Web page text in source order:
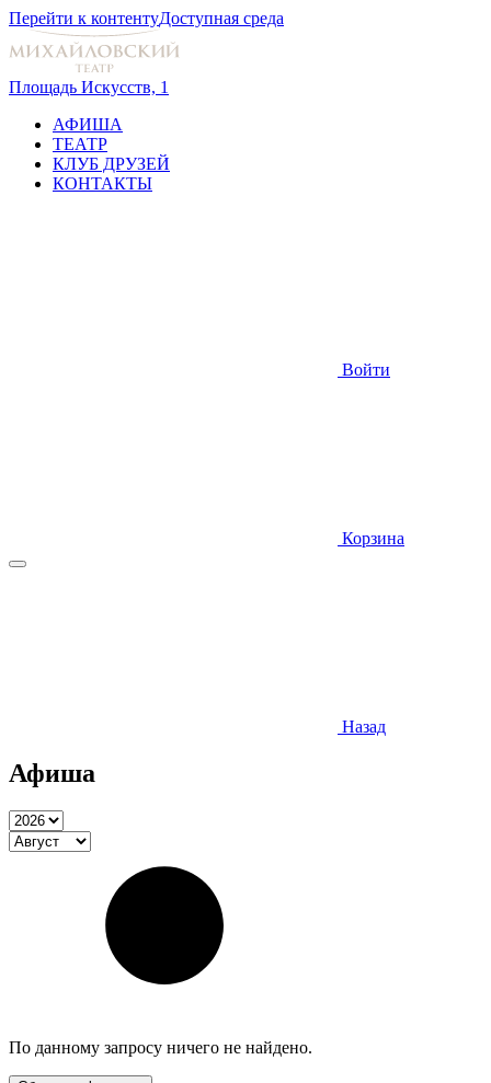
Перейти к контентуДоступная среда
Площадь Искусств, 1
АФИША
ТЕАТР
КЛУБ ДРУЗЕЙ
КОНТАКТЫ
Войти
Корзина
Назад
Афиша
По данному запросу ничего не найдено.